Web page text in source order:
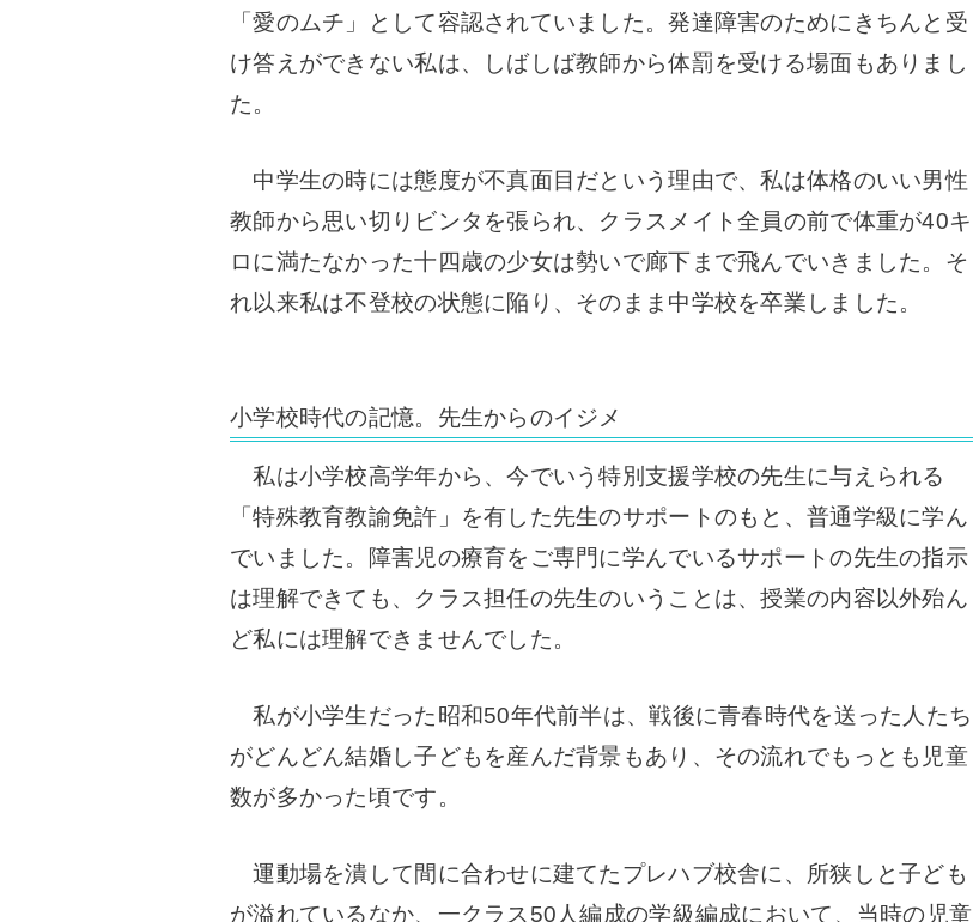
「愛のムチ」として容認されていました。発達障害のためにきちんと受
け答えができない私は、しばしば教師から体罰を受ける場面もありまし
た。
中学生の時には態度が不真面目だという理由で、私は体格のいい男性
教師から思い切りビンタを張られ、クラスメイト全員の前で体重が40キ
ロに満たなかった十四歳の少女は勢いで廊下まで飛んでいきました。そ
れ以来私は不登校の状態に陥り、そのまま中学校を卒業しました。
小学校時代の記憶。先生からのイジメ
私は小学校高学年から、今でいう特別支援学校の先生に与えられる
「特殊教育教諭免許」を有した先生のサポートのもと、普通学級に学ん
でいました。障害児の療育をご専門に学んでいるサポートの先生の指示
は理解できても、クラス担任の先生のいうことは、授業の内容以外殆ん
ど私には理解できませんでした。
私が小学生だった昭和50年代前半は、戦後に青春時代を送った人たち
がどんどん結婚し子どもを産んだ背景もあり、その流れでもっとも児童
数が多かった頃です。
運動場を潰して間に合わせに建てたプレハブ校舎に、所狭しと子ども
が溢れているなか、一クラス50人編成の学級編成において、当時の児童